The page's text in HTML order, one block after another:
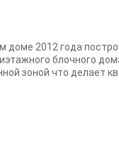
доме 2012 года
блочного
зоной что делает